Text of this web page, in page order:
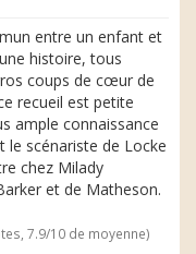
entre un enfant et
histoire, tous
coups de cœur de
recueil est petite
ample connaissance
scénariste de Locke
chez Milady
et de Matheson.
7.9/10 de moyenne)